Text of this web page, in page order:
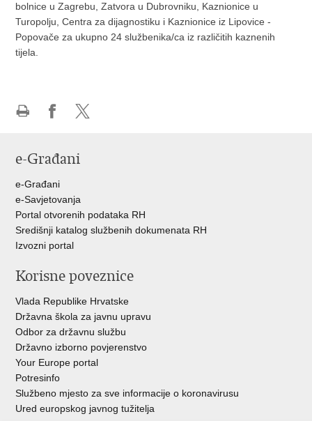
bolnice u Zagrebu, Zatvora u Dubrovniku, Kaznionice u
Turopolju, Centra za dijagnostiku i Kaznionice iz Lipovice -
Popovače za ukupno 24 službenika/ca iz različitih kaznenih
tijela.
FacebookuTwitteru
e-Građani
e-Građani
e-Savjetovanja
Portal otvorenih podataka RH
Središnji katalog službenih dokumenata RH
Izvozni portal
Korisne poveznice
Vlada Republike Hrvatske
Državna škola za javnu upravu
Odbor za državnu službu
Državno izborno povjerenstvo
Your Europe portal
Potresinfo
Službeno mjesto za sve informacije o koronavirusu
Ured europskog javnog tužitelja